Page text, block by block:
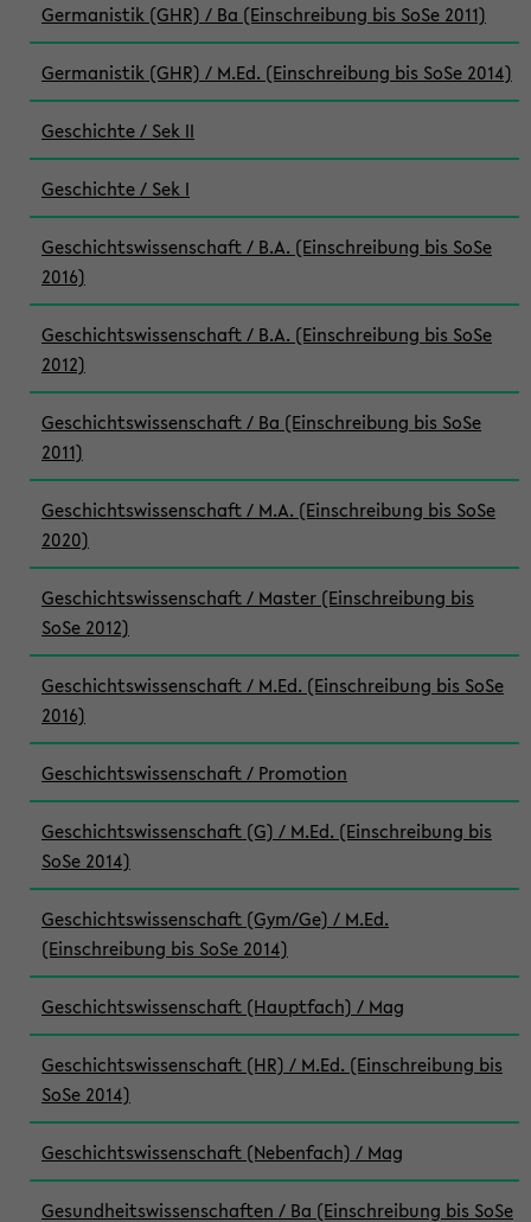
Germanistik (GHR) / Ba (Einschreibung bis SoSe 2011)
Germanistik (GHR) / M.Ed. (Einschreibung bis SoSe 2014)
Geschichte / Sek II
Geschichte / Sek I
Geschichtswissenschaft / B.A. (Einschreibung bis SoSe
2016)
Geschichtswissenschaft / B.A. (Einschreibung bis SoSe
2012)
Geschichtswissenschaft / Ba (Einschreibung bis SoSe
2011)
Geschichtswissenschaft / M.A. (Einschreibung bis SoSe
2020)
Geschichtswissenschaft / Master (Einschreibung bis
SoSe 2012)
Geschichtswissenschaft / M.Ed. (Einschreibung bis SoSe
2016)
Geschichtswissenschaft / Promotion
Geschichtswissenschaft (G) / M.Ed. (Einschreibung bis
SoSe 2014)
Geschichtswissenschaft (Gym/Ge) / M.Ed.
(Einschreibung bis SoSe 2014)
Geschichtswissenschaft (Hauptfach) / Mag
Geschichtswissenschaft (HR) / M.Ed. (Einschreibung bis
SoSe 2014)
Geschichtswissenschaft (Nebenfach) / Mag
Gesundheitswissenschaften / Ba (Einschreibung bis SoSe